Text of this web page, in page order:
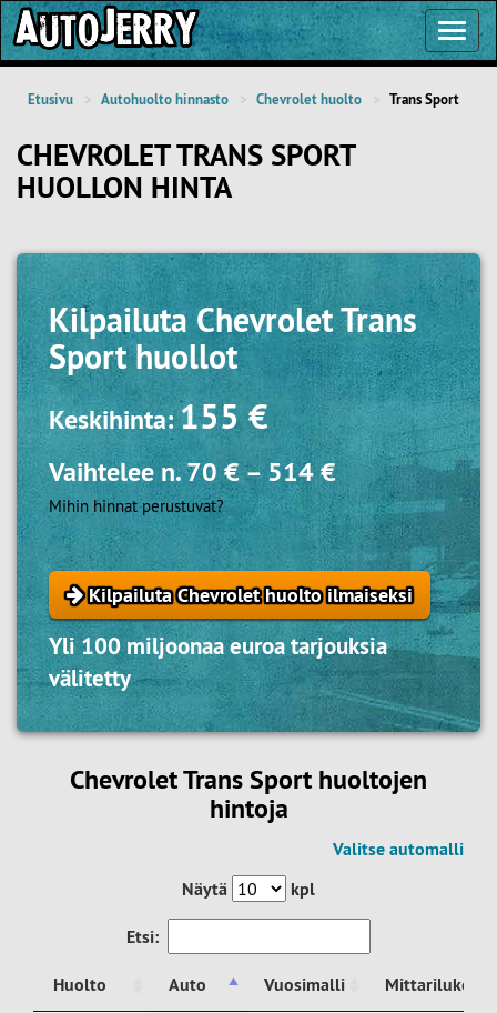
Etusivu Autohuolto hinnasto Chevrolet huolto Trans Sport
CHEVROLET TRANS SPORT
HUOLLON HINTA
KilpailutaChevrolet Trans
Sport huollot
Keskihinta:155 €
Vaihtelee n.70 €–514 €
Mihin hinnat perustuvat?
Kilpailuta Chevrolet huolto ilmaiseksi
Yli 100 miljoonaa euroa tarjouksia
välitetty
Chevrolet Trans Sport huoltojen
hintoja
Valitse automalli
Näytä
kpl
Etsi:
Huolto Auto Vuosimalli
Mittarilukema